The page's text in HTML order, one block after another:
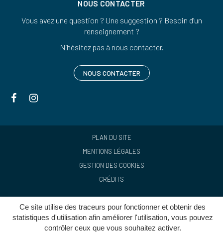
Ce site utilise des traceurs pour fonctionner et obtenir des
statistiques d'utilisation afin améliorer l'utilisation, vous pouvez
contrôler ceux que vous souhaitez activer.
NOUS CONTACTER
Vous avez une question ? Une suggestion ? Besoin d’un
renseignement ?
N’hésitez pas à nous contacter.
NOUS CONTACTER
Lien
le
le
PLAN DU SITE
MENTIONS LÉGALES
GESTION DES COOKIES
CRÉDITS